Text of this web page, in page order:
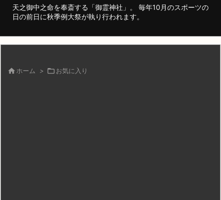
天之御中之命を奉斎する「御霊神社」。 毎年10月のスポーツの
日の前日に秋季例大祭が執り行われます。
 ホーム > お気に入り